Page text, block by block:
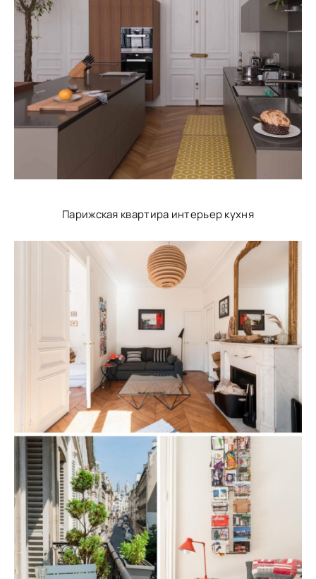
Парижская квартира интерьер кухня